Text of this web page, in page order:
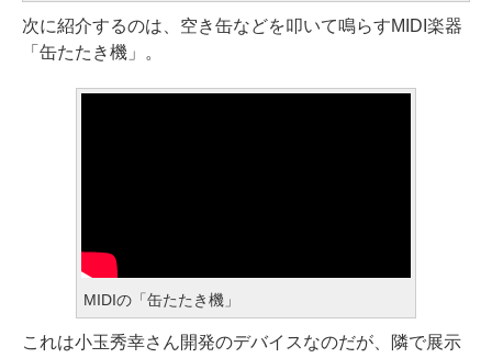
次に紹介するのは、空き缶などを叩いて鳴らすMIDI楽器
「缶たたき機」。
MIDIの「缶たたき機」
これは小玉秀幸さん開発のデバイスなのだが、隣で展示